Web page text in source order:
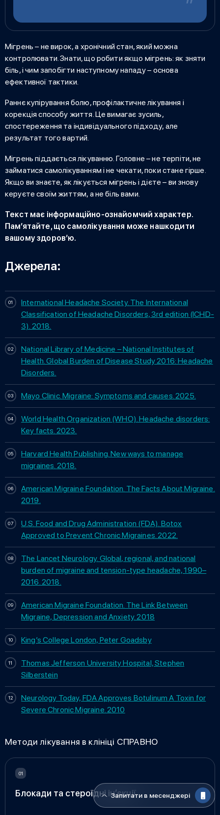
Мігрень – не вирок, а хронічний стан, який можна
контролювати. Знати, що робити якщо мігрень: як зняти
біль, і чим запобігти наступному нападу – основа
ефективної тактики.
Раннє купірування болю, профілактичне лікування і
корекція способу життя. Це вимагає зусиль,
спостереження та індивідуального підходу, але
результат того вартий.
Мігрень піддається лікуванню. Головне – не терпіти, не
займатися самолікуванням і не чекати, поки стане гірше.
Якщо ви знаєте, як лікується мігрень і дієте – ви знову
керуєте своїм життям, а не біль вами.
Текст має інформаційно-ознайомчий характер.
Пам’ятайте, що самолікування може нашкодити
вашому здоров’ю.
Джерела:
International Headache Society. The International
Classification of Headache Disorders, 3rd edition (ICHD-
3). 2018.
National Library of Medicine – National Institutes of
Health. Global Burden of Disease Study 2016: Headache
Disorders.
Mayo Clinic. Migraine: Symptoms and causes. 2025.
World Health Organization (WHO). Headache disorders:
Key facts. 2023.
Harvard Health Publishing. New ways to manage
migraines. 2018.
American Migraine Foundation. The Facts About Migraine.
2019.
U.S. Food and Drug Administration (FDA). Botox
Approved to Prevent Chronic Migraines. 2022.
The Lancet Neurology. Global, regional, and national
burden of migraine and tension-type headache, 1990–
2016. 2018.
American Migraine Foundation. The Link Between
Migraine, Depression and Anxiety. 2018
King’s College London, Peter Goadsby
Thomas Jefferson University Hospital, Stephen
Silberstein
Neurology Today, FDA Approves Botulinum A Toxin for
Severe Chronic Migraine. 2010
Методи лікування в клініці СПРАВНО
Блокади та стероїдні ін’єкціїЗапитати в месенджері